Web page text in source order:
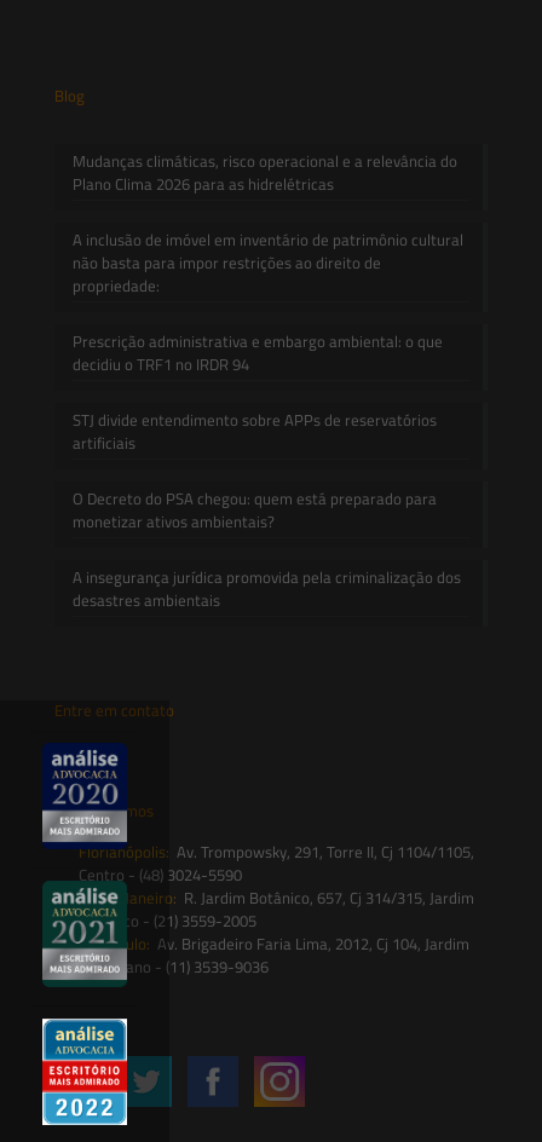
Blog
Mudanças climáticas, risco operacional e a relevância do
Plano Clima 2026 para as hidrelétricas
A inclusão de imóvel em inventário de patrimônio cultural
não basta para impor restrições ao direito de
propriedade:
Prescrição administrativa e embargo ambiental: o que
decidiu o TRF1 no IRDR 94
STJ divide entendimento sobre APPs de reservatórios
artificiais
O Decreto do PSA chegou: quem está preparado para
monetizar ativos ambientais?
A insegurança jurídica promovida pela criminalização dos
desastres ambientais
Entre em contato
contato@saesadvogados.com.br
Onde estamos
Florianópolis: Av. Trompowsky, 291, Torre II, Cj 1104/1105,
Centro - (48) 3024-5590
Rio de Janeiro: R. Jardim Botânico, 657, Cj 314/315, Jardim
Botânico - (21) 3559-2005
São Paulo: Av. Brigadeiro Faria Lima, 2012, Cj 104, Jardim
Paulistano - (11) 3539-9036
Siga-nos